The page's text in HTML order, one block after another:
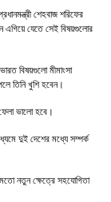
শেহবাজ শরিফের
এগিয়ে যেতে সেই বিষয়গুলোর
বিষয়গুলো মীমাংসা
তিনি খুশি হবেন।
ভালো হবে।
দুই দেশের মধ্যে সম্পর্ক
মতো নতুন ক্ষেত্রে সহযোগিতা